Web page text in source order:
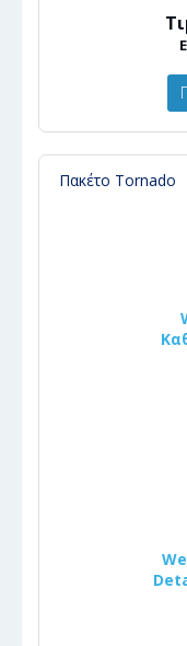
Πακέτο Tornado